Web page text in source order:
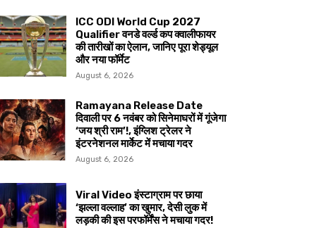
ICC ODI World Cup 2027
Qualifier वनडे वर्ल्ड कप क्वालीफायर
की तारीखों का ऐलान, जानिए पूरा शेड्यूल
और नया फॉर्मेट
August 6, 2026
Ramayana Release Date
दिवाली पर 6 नवंबर को सिनेमाघरों में गूंजेगा
‘जय श्री राम’!, इंग्लिश ट्रेलर ने
इंटरनेशनल मार्केट में मचाया गदर
August 6, 2026
Viral Video इंस्टाग्राम पर छाया
‘झल्ला वल्लाह’ का खुमार, देसी लुक में
लड़की की इस परफॉर्मेंस ने मचाया गदर!